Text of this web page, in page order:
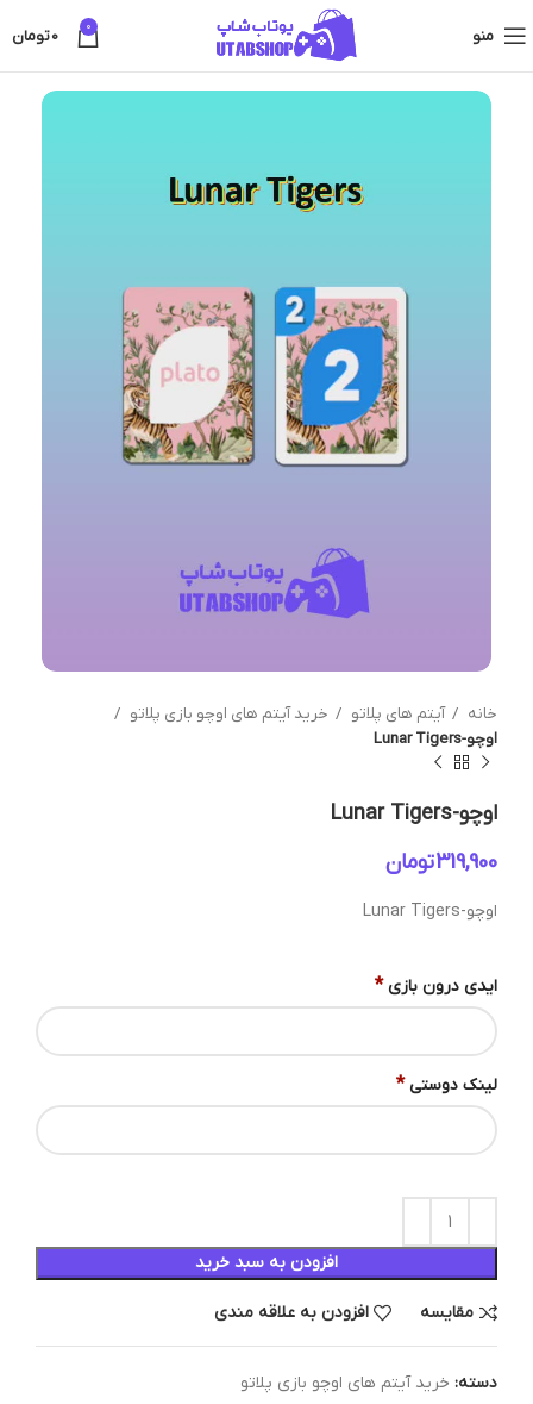
منو 0
0تومان
خانه آیتم های پلاتو
خرید آیتم های اوچو بازی پلاتو
اوچو-Lunar Tigers
اوچو-Lunar Tigers
تومان
اوچو-Lunar Tigers
ایدی درون بازی *
لینک دوستی *
افزودن به سبد خرید
مقایسه افزودن به علاقه مندی
دسته: خرید آیتم های اوچو بازی پلاتو